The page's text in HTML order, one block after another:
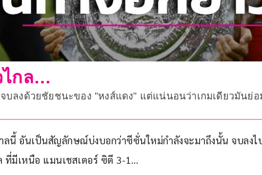
ไกล…
ลงด้วยชัยชนะของ "หงส์แดง" แต่แน่นอนว่าเกมเดียวมันย่
นี้ อันเป็นสัญลักษณ์บ่งบอกว่าซีซั่นใหม่กำลังจะมาถึงนั้น จบลงไ
ที่มีเหนือ แมนเชสเตอร์ ซิตี 3-1…